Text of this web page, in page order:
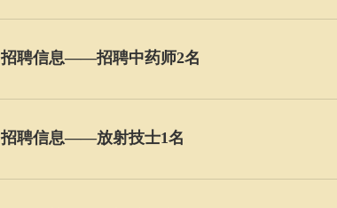
招聘信息——招聘中药师2名
招聘信息——放射技士1名